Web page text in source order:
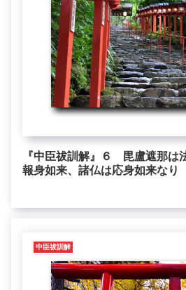
『中臣祓訓解』６ 毘盧遮那は
報身如来、諸仏は応身如来なり
中臣祓訓解